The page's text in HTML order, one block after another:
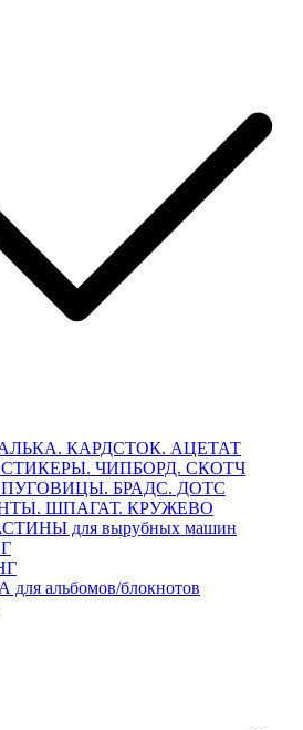
КАРДСТОК. АЦЕТАТ
ЧИПБОРД. СКОТЧ
БРАДС. ДОТС
ШПАГАТ. КРУЖЕВО
для вырубных машин
альбомов/блокнотов